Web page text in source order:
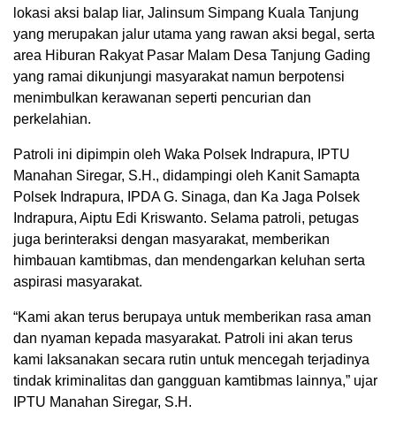
lokasi aksi balap liar, Jalinsum Simpang Kuala Tanjung
yang merupakan jalur utama yang rawan aksi begal, serta
area Hiburan Rakyat Pasar Malam Desa Tanjung Gading
yang ramai dikunjungi masyarakat namun berpotensi
menimbulkan kerawanan seperti pencurian dan
perkelahian.
Patroli ini dipimpin oleh Waka Polsek Indrapura, IPTU
Manahan Siregar, S.H., didampingi oleh Kanit Samapta
Polsek Indrapura, IPDA G. Sinaga, dan Ka Jaga Polsek
Indrapura, Aiptu Edi Kriswanto. Selama patroli, petugas
juga berinteraksi dengan masyarakat, memberikan
himbauan kamtibmas, dan mendengarkan keluhan serta
aspirasi masyarakat.
“Kami akan terus berupaya untuk memberikan rasa aman
dan nyaman kepada masyarakat. Patroli ini akan terus
kami laksanakan secara rutin untuk mencegah terjadinya
tindak kriminalitas dan gangguan kamtibmas lainnya,” ujar
IPTU Manahan Siregar, S.H.